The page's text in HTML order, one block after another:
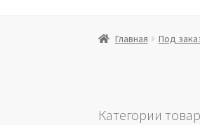
Главная Витрина
Главная Под
Категории